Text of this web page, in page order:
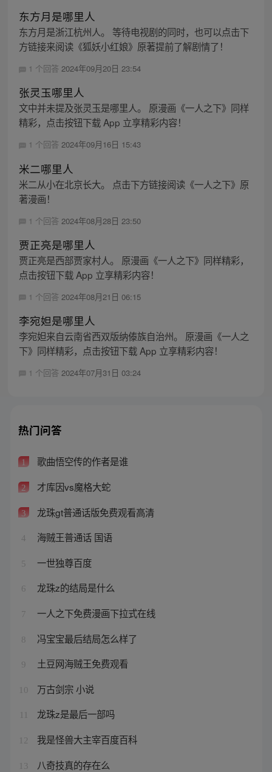
东方月是哪里人
东方月是浙江杭州人。 等待电视剧的同时，也可以点击下
方链接来阅读《狐妖小红娘》原著提前了解剧情了！
1 个回答 2024年09月20日 23:54
张灵玉哪里人
文中并未提及张灵玉是哪里人。 原漫画《一人之下》同样
精彩，点击按钮下载 App 立享精彩内容！
1 个回答 2024年09月16日 15:43
米二哪里人
米二从小在北京长大。 点击下方链接阅读《一人之下》原
著漫画！
1 个回答 2024年08月28日 23:50
贾正亮是哪里人
贾正亮是西部贾家村人。 原漫画《一人之下》同样精彩，
点击按钮下载 App 立享精彩内容！
1 个回答 2024年08月21日 06:15
李宛妲是哪里人
李宛妲来自云南省西双版纳傣族自治州。 原漫画《一人之
下》同样精彩，点击按钮下载 App 立享精彩内容！
1 个回答 2024年07月31日 03:24
热门问答
1 歌曲悟空传的作者是谁
2 才库因vs魔格大蛇
3 龙珠gt普通话版免费观看高清
4 海贼王普通话 国语
5 一世独尊百度
6 龙珠z的结局是什么
7 一人之下免费漫画下拉式在线
8 冯宝宝最后结局怎么样了
9 土豆网海贼王免费观看
10 万古剑宗 小说
龙珠z是最后一部吗
12 我是怪兽大主宰百度百科
13 八奇技真的存在么